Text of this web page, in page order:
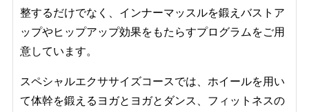
整するだけでなく、インナーマッスルを鍛えバストア
ップやヒップアップ効果をもたらすプログラムをご用
意しています。
スペシャルエクササイズコースでは、ホイールを用い
て体幹を鍛えるヨガとヨガとダンス、フィットネスの